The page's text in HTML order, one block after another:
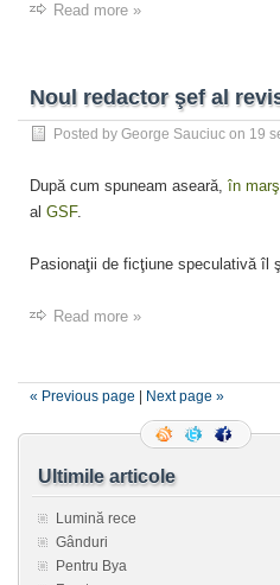
Read more »
Noul redactor şef al
Posted by George Sauciuc on 19
După cum spuneam aseară, în
al GSF.
Pasionaţii de ficţiune speculativă îl
Read more »
« Previous page Next page »
Ultimile articole
Lumină rece
Gânduri
Pentru Bya